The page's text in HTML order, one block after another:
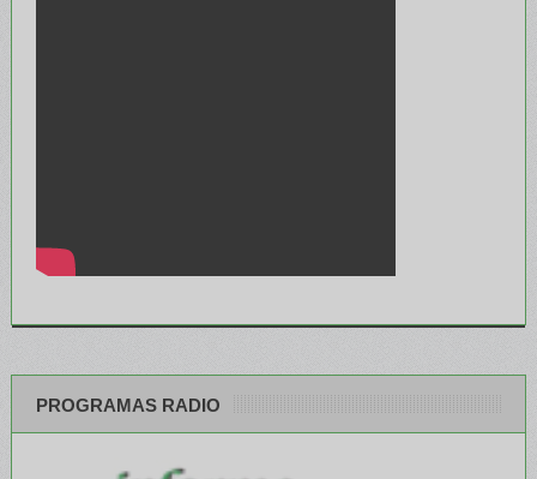
PROGRAMAS RADIO